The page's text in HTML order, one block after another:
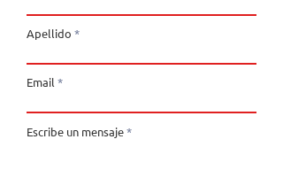
Apellido
Email
Escribe un mensaje